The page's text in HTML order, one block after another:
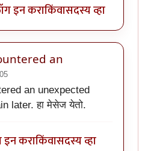
इन कराकिंवासदस्य व्हा
an
an unexpected
later. हा मेसेज येतो.
इन कराकिंवासदस्य व्हा